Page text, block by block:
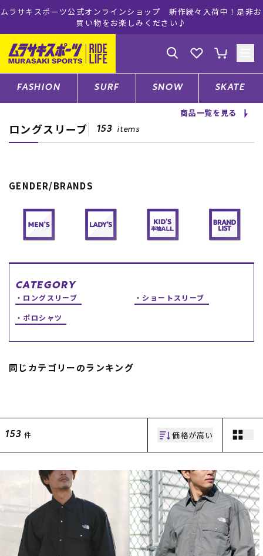
ムラサキスポーツ公式オンラインショップ 新作続々入荷中！是非お
買い物をお楽しみください♪
ゲスト様
ログイン 会員登録
店舗一覧
ファッションTOP
スノーTOP
スケートTOP
CONTENTS
RIDE LIFE MAGAZINE一
覧
中古/アウトレット サー
中古/アウトレット スノ
店頭受取サービス
ギフトラッピング
下取り保証について
店舗一覧
お問い合わせ
ニュース
FASHION SURF SNOW SKATE
商品一覧を見る
ロングスリーブ 153 items
GENDER/BRANDS
CATEGORY
ロングスリーブ
ショートスリーブ
ポロシャツ
同じカテゴリーのランキング
153 件 価格が高い